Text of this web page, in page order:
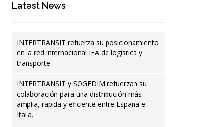
Latest News
INTERTRANSIT refuerza su posicionamiento
en la red internacional IFA de logística y
transporte
INTERTRANSIT y SOGEDIM refuerzan su
colaboración para una distribución más
amplia, rápida y eficiente entre España e
Italia.